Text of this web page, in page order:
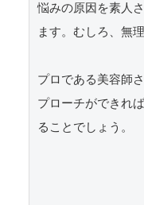
悩みの原因を素人
ます。むしろ、無理
プロである美容師
プローチができれ
ることでしょう。